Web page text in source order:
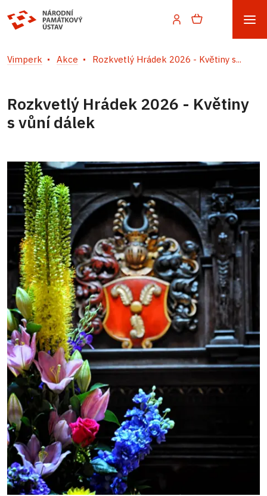
Vimperk Akce Rozkvetlý Hrádek 2026 - Květiny s...
Rozkvetlý Hrádek 2026 - Květiny
s vůní dálek